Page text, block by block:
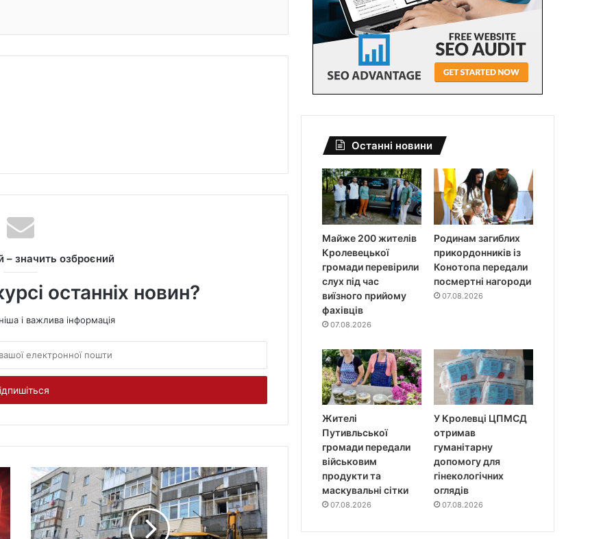
значить озброєний
останніх новин?
і важлива інформація
Останні новини
Майже 200 жителів
Кролевецької
громади перевірили
слух під час
виїзного прийому
фахівців
07.08.2026
Родинам загиблих
прикордонників із
Конотопа передали
посмертні нагороди
07.08.2026
Жителі
Путивльської
громади передали
військовим
продукти та
маскувальні сітки
07.08.2026
У Кролевці ЦПМСД
отримав
гуманітарну
допомогу для
гінекологічних
оглядів
07.08.2026